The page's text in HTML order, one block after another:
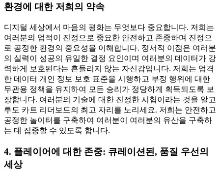
환경에 대한 저희의 약속
디지털 세상에서 마음의 평화는 무엇보다 중요합니다. 저희는
여러분의 업적이 진정으로 중요한 안전하고 존중하며 진정으
로 공정한 환경의 중요성을 이해합니다. 정서적 이점은 여러분
의 실력이 성공의 유일한 결정 요인이며 여러분의 데이터가 강
력하게 보호된다는 흔들리지 않는 자신감입니다. 저희는 엄격
한 데이터 개인 정보 보호 표준을 시행하고 부정 행위에 대한
무관용 정책을 유지하여 모든 승리가 정당하게 획득되도록 보
장합니다. 여러분의 기술에 대한 진정한 시험이라는 것을 알고
루도 카트 리더보드의 최고 자리를 노리세요. 저희는 안전하고
공정한 놀이터를 구축하여 여러분이 여러분의 유산을 구축하
는 데 집중할 수 있도록 합니다.
4. 플레이어에 대한 존중: 큐레이션된, 품질 우선의
세상